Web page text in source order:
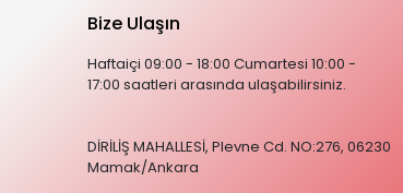
Bize Ulaşın
Haftaiçi 09:00 - 18:00 Cumartesi 10:00 -
17:00 saatleri arasında ulaşabilirsiniz.
DİRİLİŞ MAHALLESİ, Plevne Cd. NO:276, 06230
Mamak/Ankara